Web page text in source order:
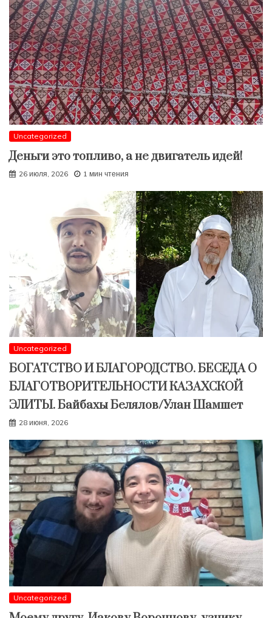
Uncategorized
Деньги это топливо, а не двигатель идей!
26 июля, 2026 1 мин чтения
Uncategorized
БОГАТСТВО И БЛАГОРОДСТВО. БЕСЕДА О
БЛАГОТВОРИТЕЛЬНОСТИ КАЗАХСКОЙ
ЭЛИТЫ. Байбахы Белялов/Улан Шамшет
28 июня, 2026
Uncategorized